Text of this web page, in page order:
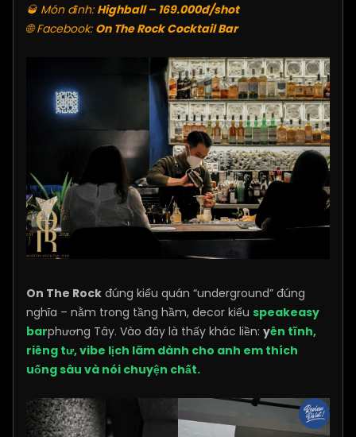
🥃 Món đỉnh: Highball – 169.000đ/shot
🌐 Facebook: On The Rock Cocktail Bar
On The Rock đúng kiểu quán “underground” đúng
nghĩa – nằm trong tầng hầm, decor kiểu speakeasy
barphương Tây. Vào đây là thấy khác liền: yên tĩnh,
riêng tư, vibe lịch lãm dành cho anh em thích
uống sâu và nói chuyện chất.